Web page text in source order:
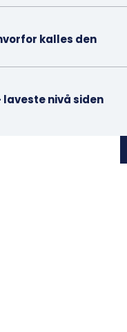
kalles den
laveste nivå siden